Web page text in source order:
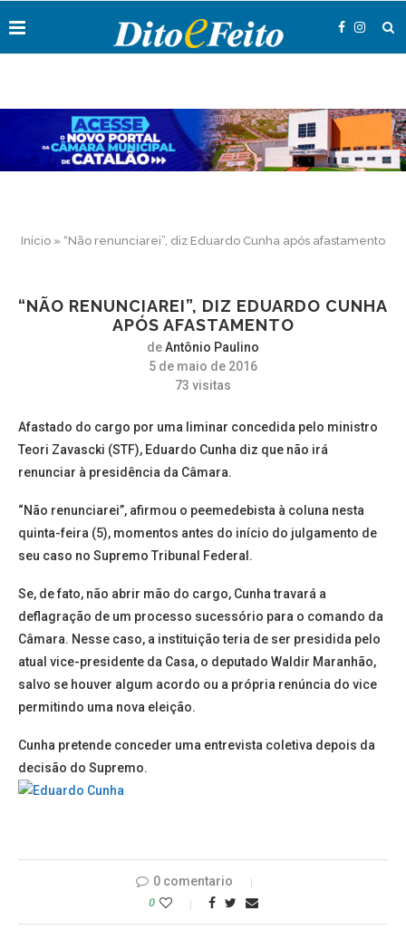
Início » “Não renunciarei”, diz Eduardo Cunha após afastamento
“NÃO RENUNCIAREI”, DIZ EDUARDO CUNHA
APÓS AFASTAMENTO
deAntônio Paulino
5 de maio de 2016
73 visitas
Afastado do cargo por uma liminar concedida pelo ministro
Teori Zavascki (STF), Eduardo Cunha diz que não irá
renunciar à presidência da Câmara.
“Não renunciarei”, afirmou o peemedebista à coluna nesta
quinta-feira (5), momentos antes do início do julgamento de
seu caso no Supremo Tribunal Federal.
Se, de fato, não abrir mão do cargo, Cunha travará a
deflagração de um processo sucessório para o comando da
Câmara. Nesse caso, a instituição teria de ser presidida pelo
atual vice-presidente da Casa, o deputado Waldir Maranhão,
salvo se houver algum acordo ou a própria renúncia do vice
permitindo uma nova eleição.
Cunha pretende conceder uma entrevista coletiva depois da
decisão do Supremo.
0 comentario
0